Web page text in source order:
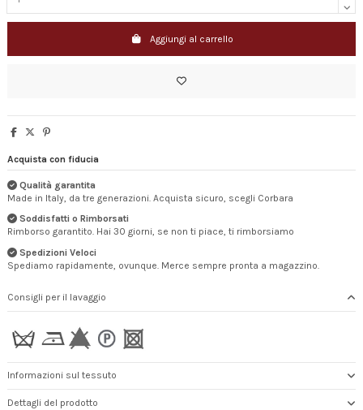
Aggiungi al carrello
Acquista con fiducia
Qualità garantita
Made in Italy, da tre generazioni. Acquista sicuro, scegli Corbara
Soddisfatti o Rimborsati
Rimborso garantito. Hai 30 giorni, se non ti piace, ti rimborsiamo
Spedizioni Veloci
Spediamo rapidamente, ovunque. Merce sempre pronta a magazzino.
Consigli per il lavaggio
Informazioni sul tessuto
Dettagli del prodotto